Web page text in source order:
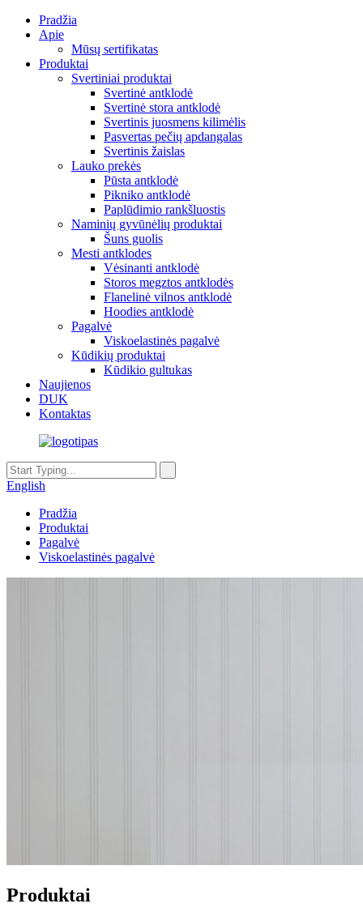
Pradžia
Apie
Mūsų sertifikatas
Produktai
Svertiniai produktai
Svertinė antklodė
Svertinė stora antklodė
Svertinis juosmens kilimėlis
Pasvertas pečių apdangalas
Svertinis žaislas
Lauko prekės
Pūsta antklodė
Pikniko antklodė
Paplūdimio rankšluostis
Naminių gyvūnėlių produktai
Šuns guolis
Mesti antklodes
Vėsinanti antklodė
Storos megztos antklodės
Flanelinė vilnos antklodė
Hoodies antklodė
Pagalvė
Viskoelastinės pagalvė
Kūdikių produktai
Kūdikio gultukas
Naujienos
DUK
Kontaktas
English
Pradžia
Produktai
Pagalvė
Viskoelastinės pagalvė
Produktai